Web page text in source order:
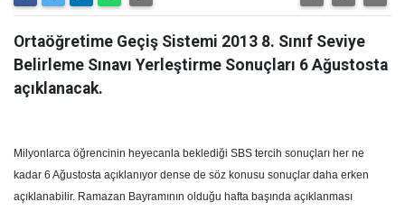
Ortaöğretime Geçiş Sistemi 2013 8. Sınıf Seviye
Belirleme Sınavı Yerleştirme Sonuçları 6 Ağustosta
açıklanacak.
Milyonlarca öğrencinin heyecanla beklediği SBS tercih sonuçları her ne
kadar 6 Ağustosta açıklanıyor dense de söz konusu sonuçlar daha erken
açıklanabilir. Ramazan Bayramının olduğu hafta başında açıklanması